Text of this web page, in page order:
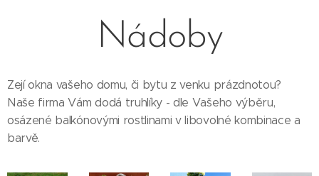
Nádoby
Zejí okna vašeho domu, či bytu z venku prázdnotou?
Naše firma Vám dodá truhlíky - dle Vašeho výběru,
osázené balkónovými rostlinami v libovolné kombinace a
barvě.